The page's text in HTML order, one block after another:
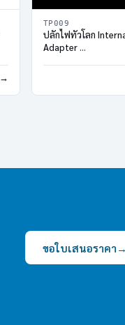
TP009
ปลั๊กไฟทั่วโลก
Adapter
ขอใบเสนอราคา →